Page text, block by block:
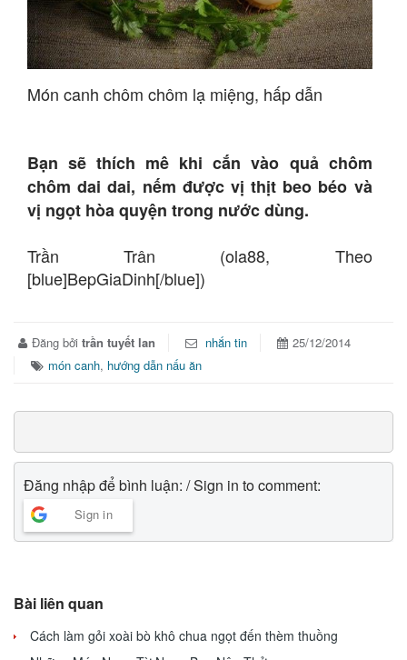
Món canh chôm chôm lạ miệng, hấp dẫn
Bạn sẽ thích mê khi cắn vào quả chôm
chôm dai dai, nếm được vị thịt beo béo và
vị ngọt hòa quyện trong nước dùng.
Trần Trân (ola88, Theo
[blue]BepGiaDinh[/blue])
Đăng bởi trần tuyết lan nhắn tin
25/12/2014
món canh, hướng dẫn nấu ăn
Đăng nhập để bình luận: / Sign in to comment:
Sign in
Bài liên quan
Cách làm gỏi xoài bò khô chua ngọt đến thèm thuồng